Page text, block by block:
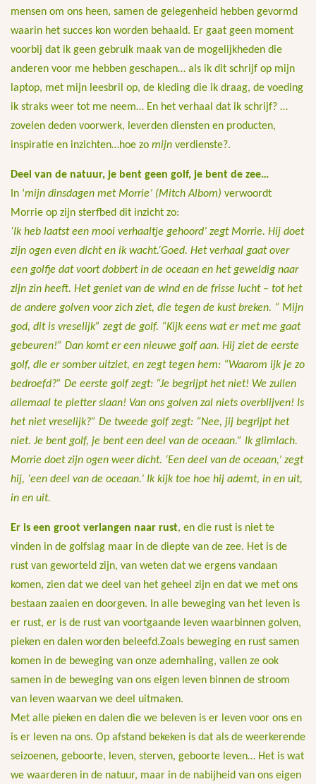
mensen om ons heen, samen de gelegenheid hebben gevormd
waarin het succes kon worden behaald. Er gaat geen moment
voorbij dat ik geen gebruik maak van de mogelijkheden die
anderen voor me hebben geschapen… als ik dit schrijf op mijn
laptop, met mijn leesbril op, de kleding die ik draag, de voeding
ik straks weer tot me neem… En het verhaal dat ik schrijf? …
zovelen deden voorwerk, leverden diensten en producten,
inspiratie en inzichten…hoe zo mijn verdienste?.
Deel van de natuur, je bent geen golf, je bent de zee…
In ‘mijn dinsdagen met Morrie’ (Mitch Albom) verwoordt
Morrie op zijn sterfbed dit inzicht zo:
‘Ik heb laatst een mooi verhaaltje gehoord’ zegt Morrie. Hij doet
zijn ogen even dicht en ik wacht.‘Goed. Het verhaal gaat over
een golfje dat voort dobbert in de oceaan en het geweldig naar
zijn zin heeft. Het geniet van de wind en de frisse lucht – tot het
de andere golven voor zich ziet, die tegen de kust breken. “ Mijn
god, dit is vreselijk” zegt de golf. “Kijk eens wat er met me gaat
gebeuren!” Dan komt er een nieuwe golf aan. Hij ziet de eerste
golf, die er somber uitziet, en zegt tegen hem: “Waarom ijk je zo
bedroefd?” De eerste golf zegt: “Je begrijpt het niet! We zullen
allemaal te pletter slaan! Van ons golven zal niets overblijven! Is
het niet vreselijk?” De tweede golf zegt: “Nee, jij begrijpt het
niet. Je bent golf, je bent een deel van de oceaan.” Ik glimlach.
Morrie doet zijn ogen weer dicht. ‘Een deel van de oceaan,’ zegt
hij, ‘een deel van de oceaan.’ Ik kijk toe hoe hij ademt, in en uit,
in en uit.
Er is een groot verlangen naar rust, en die rust is niet te
vinden in de golfslag maar in de diepte van de zee. Het is de
rust van geworteld zijn, van weten dat we ergens vandaan
komen, zien dat we deel van het geheel zijn en dat we met ons
bestaan zaaien en doorgeven. In alle beweging van het leven is
er rust, er is de rust van voortgaande leven waarbinnen golven,
pieken en dalen worden beleefd.Zoals beweging en rust samen
komen in de beweging van onze ademhaling, vallen ze ook
samen in de beweging van ons eigen leven binnen de stroom
van leven waarvan we deel uitmaken.
Met alle pieken en dalen die we beleven is er leven voor ons en
is er leven na ons. Op afstand bekeken is dat als de weerkerende
seizoenen, geboorte, leven, sterven, geboorte leven… Het is wat
we waarderen in de natuur, maar in de nabijheid van ons eigen